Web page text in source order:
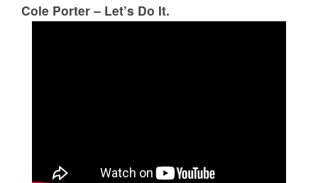
Cole Porter – Let’s Do It.